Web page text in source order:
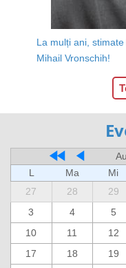
La mulți ani,
Mihail Vronschih!
L
Ma Mi
27
28 29
3
4 5
10
11 12
17
18 19